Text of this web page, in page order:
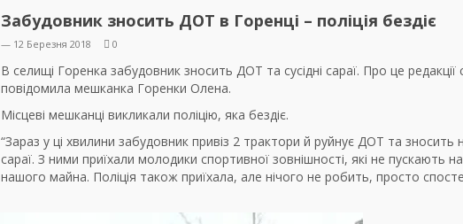
Забудовник зносить ДОТ в Горенці – поліція бездіє
— 12 Березня 2018 0
В селищі Горенка забудовник зносить ДОТ та сусідні сараї. Про це редакції
повідомила мешканка Горенки Олена.
Місцеві мешканці викликали поліцію, яка бездіє.
“Зараз у ці хвилини забудовник привіз 2 трактори й руйнує ДОТ та зносить
сараї. З ними приїхали молодики спортивної зовнішності, які не пускають
нашого майна. Поліція також приїхала, але нічого не робить, просто